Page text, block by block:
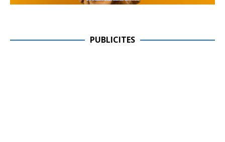
PUBLICITES